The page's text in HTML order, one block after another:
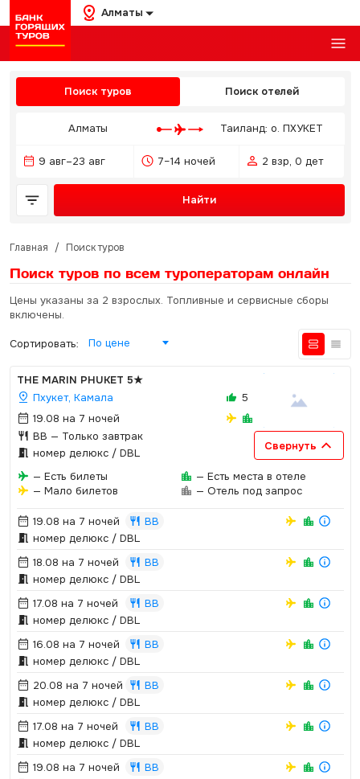
Алматы
Поиск туров Поиск отелей
Алматы Таиланд: о. ПХУКЕТ
9 авг–23 авг 7–14 ночей 2 взр, 0 дет
Найти
Главная / Поиск туров
Поиск туров по всем туроператорам онлайн
Цены указаны за 2 взрослых. Топливные и сервисные сборы
включены.
Сортировать: По цене
THE MARIN PHUKET 5★
Пхукет, Камала
19.08 на 7 ночей
BB — Только завтрак
5
номер делюкс / DBL
Свернуть
— Есть билеты
— Мало билетов
— Есть места в отеле
— Отель под запрос
19.08 на 7 ночей
BB
номер делюкс / DBL
18.08 на 7 ночей
BB
номер делюкс / DBL
17.08 на 7 ночей
BB
номер делюкс / DBL
16.08 на 7 ночей
BB
номер делюкс / DBL
20.08 на 7 ночей
BB
номер делюкс / DBL
17.08 на 7 ночей
BB
номер делюкс / DBL
19.08 на 7 ночей
BB